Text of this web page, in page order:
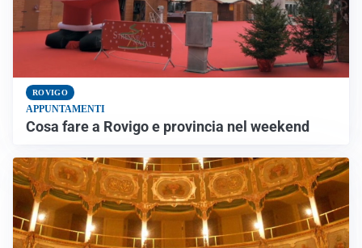
ROVIGO
APPUNTAMENTI
Cosa fare a Rovigo e provincia nel weekend